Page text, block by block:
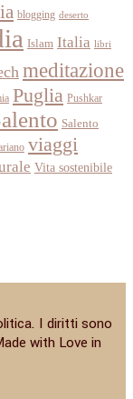
blogging deserto
Islam Italia libri
meditazione
Puglia Pushkar
Salento
viaggi
Vita sostenibile
I diritti sono
with Love in